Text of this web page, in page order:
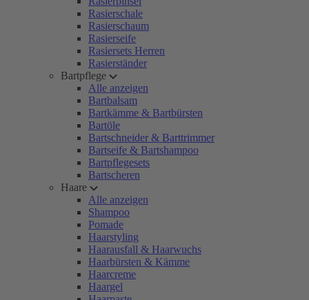
Rasierschale
Rasierschaum
Rasierseife
Rasiersets Herren
Rasierständer
Bartpflege
Alle anzeigen
Bartbalsam
Bartkämme & Bartbürsten
Bartöle
Bartschneider & Barttrimmer
Bartseife & Bartshampoo
Bartpflegesets
Bartscheren
Haare
Alle anzeigen
Shampoo
Pomade
Haarstyling
Haarausfall & Haarwuchs
Haarbürsten & Kämme
Haarcreme
Haargel